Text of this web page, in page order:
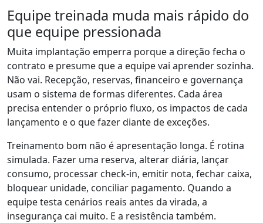
Equipe treinada muda mais rápido do
que equipe pressionada
Muita implantação emperra porque a direção fecha o
contrato e presume que a equipe vai aprender sozinha.
Não vai. Recepção, reservas, financeiro e governança
usam o sistema de formas diferentes. Cada área
precisa entender o próprio fluxo, os impactos de cada
lançamento e o que fazer diante de exceções.
Treinamento bom não é apresentação longa. É rotina
simulada. Fazer uma reserva, alterar diária, lançar
consumo, processar check-in, emitir nota, fechar caixa,
bloquear unidade, conciliar pagamento. Quando a
equipe testa cenários reais antes da virada, a
insegurança cai muito. E a resistência também.